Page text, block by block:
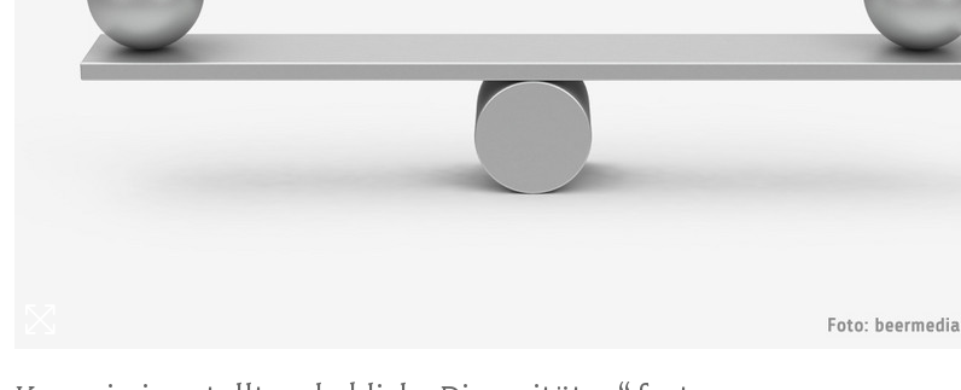
Landesjugendbünde
VERANSTALTUNGEN UND SEMINARE
Parlamentarisches Sommerfest
Akademie